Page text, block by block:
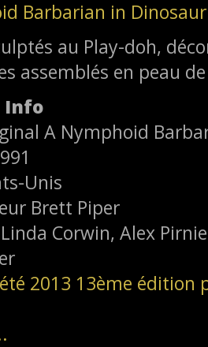
au Play-doh,
assemblés en peau
Info
A Nymphoid
Unis
Brett Piper
Linda Corwin, Alex
été 2013 13ème édition